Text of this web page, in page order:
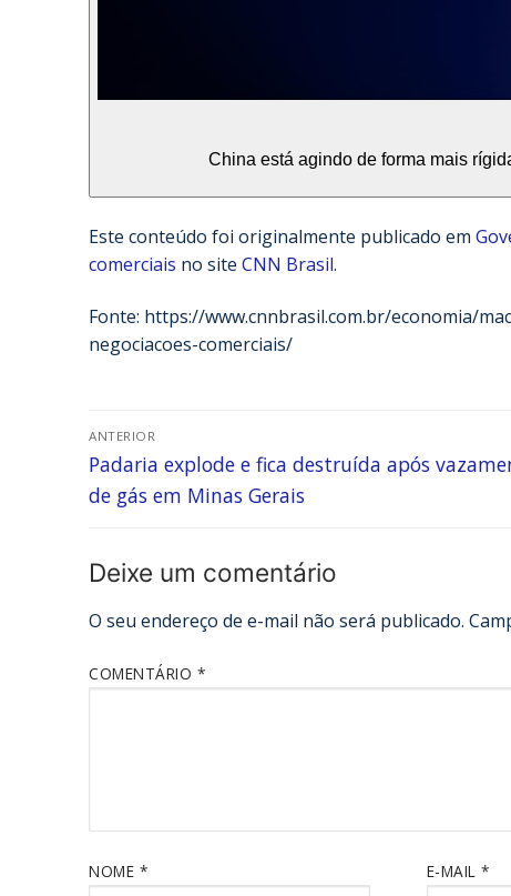
China está agindo de forma mais
Este conteúdo foi originalmente publicado em
comerciais no site CNN Brasil.
Fonte: https://www.cnnbrasil.com.br/economia/
negociacoes-comerciais/
ANTERIOR
Padaria explode e fica destruída após
de gás em Minas Gerais
Deixe um comentário
O seu endereço de e-mail não será publicado.
COMENTÁRIO *
NOME * E-MAIL*